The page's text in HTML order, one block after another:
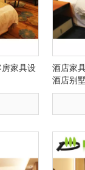
家具设
酒店家
酒店别